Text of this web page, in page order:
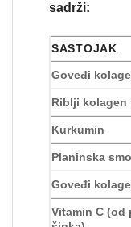
sadrži:
SASTOJAK
Goveđi
Riblji kolagen
Kurkumin
Planinska
Goveđi
Vitamin C (od